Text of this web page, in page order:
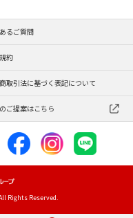
るご質問
約
取引法に基づく表記について
ご提案はこちら
Rights Reserved.